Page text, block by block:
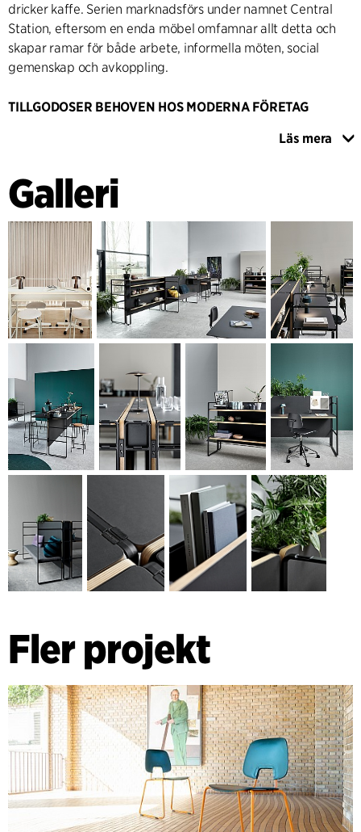
dricker kaffe. Serien marknadsförs under namnet Central
Station, eftersom en enda möbel omfamnar allt detta och
skapar ramar för både arbete, informella möten, social
gemenskap och avkoppling.
TILLGODOSER BEHOVEN HOS MODERNA FÖRETAG
Serien har designats och utvecklats i samarbete med
anpassningsmöjligheter, och samtidigt ger stöd för den
trend inom kontorsdesign i vilken de klassiska arbetszonerna
i allt högre grad slås samman med sociala zoner och nya
slags arbetssätt.
OÄNDLIGA MÖJLIGHETER
Det grundläggande konceptet bakom Central Station är en
gjuten aluminiumgavel; skivor av kryssfaner med
linoleumytskikt och en bänk. Dessutom finns olika typer av
tillbehör. Konfigurationen kan ändras och utökas utan
begränsningar och tillsammans bilda ett rumsligt inre
landskap. De olika delarna i serien kan flyttas runt och
kombineras efter behov som lagring, ståskrivbord,
mötesbord, stoppade sittmöbler, tillfälliga arbetsplatser,
hotspots, skrivbord, pulpeter, fikarum, sittplatser med mera.
Kontoret är kunskapssamhällets verkstad, och verkstadens
krav på praktisk användarvänlighet har integrerats i
utformningen och uttrycket hos denna möbelserie, som är
både slitstark och raffinerad.
Läs mera
Galleri
Fler projekt